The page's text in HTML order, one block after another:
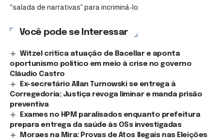
“salada de narrativas” para incriminá-lo.
Você pode se Interessar
Witzel critica atuação de Bacellar e aponta
oportunismo político em meio à crise no governo
Cláudio Castro
Ex-secretário Allan Turnowski se entrega à
Corregedoria; Justiça revoga liminar e manda prisão
preventiva
Exames no HPM paralisados enquanto prefeitura
prepara entrega da saúde às OSs investigadas
Moraes na Mira: Provas de Atos Ilegais nas Eleições